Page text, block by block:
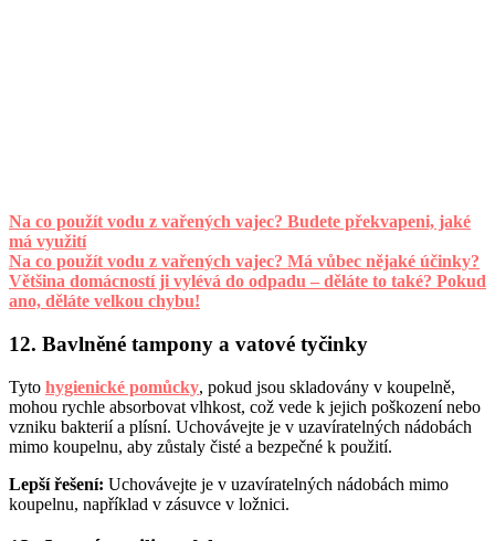
Na co použít vodu z vařených vajec? Budete překvapeni, jaké
má využití
Na co použít vodu z vařených vajec? Má vůbec nějaké účinky?
Většina domácností ji vylévá do odpadu – děláte to také? Pokud
ano, děláte velkou chybu!
12. Bavlněné tampony a vatové tyčinky
Tyto hygienické pomůcky, pokud jsou skladovány v koupelně,
mohou rychle absorbovat vlhkost, což vede k jejich poškození nebo
vzniku bakterií a plísní. Uchovávejte je v uzavíratelných nádobách
mimo koupelnu, aby zůstaly čisté a bezpečné k použití.
Lepší řešení: Uchovávejte je v uzavíratelných nádobách mimo
koupelnu, například v zásuvce v ložnici.